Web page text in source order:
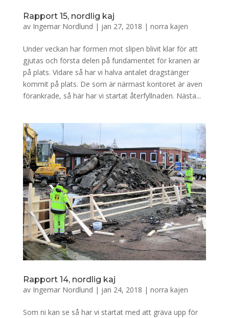
Rapport 15, nordlig kaj
av Ingemar Nordlund | jan 27, 2018 | norra kajen
Under veckan har formen mot slipen blivit klar för att
gjutas och första delen på fundamentet för kranen är
på plats. Vidare så har vi halva antalet dragstänger
kommit på plats. De som är närmast kontoret är även
förankrade, så här har vi startat återfyllnaden. Nästa...
Rapport 14, nordlig kaj
av Ingemar Nordlund | jan 24, 2018 | norra kajen
Som ni kan se så har vi startat med att gräva upp för